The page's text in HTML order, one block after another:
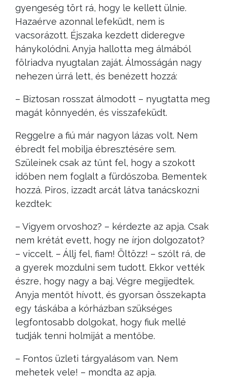
gyengeség tört rá, hogy le kellett ülnie.
Hazaérve azonnal lefeküdt, nem is
vacsorázott. Éjszaka kezdett dideregve
hánykolódni. Anyja hallotta meg álmából
fölriadva nyugtalan zaját. Álmosságán nagy
nehezen úrrá lett, és benézett hozzá:
– Biztosan rosszat álmodott – nyugtatta meg
magát könnyedén, és visszafeküdt.
Reggelre a fiú már nagyon lázas volt. Nem
ébredt fel mobilja ébresztésére sem.
Szüleinek csak az tűnt fel, hogy a szokott
időben nem foglalt a fürdőszoba. Bementek
hozzá. Piros, izzadt arcát látva tanácskozni
kezdtek:
– Vigyem orvoshoz? – kérdezte az apja. Csak
nem krétát evett, hogy ne írjon dolgozatot?
– viccelt. – Állj fel, fiam! Öltözz! – szólt rá, de
a gyerek mozdulni sem tudott. Ekkor vették
észre, hogy nagy a baj. Végre megijedtek.
Anyja mentőt hívott, és gyorsan összekapta
egy táskába a kórházban szükséges
legfontosabb dolgokat, hogy fiuk mellé
tudják tenni holmiját a mentőbe.
– Fontos üzleti tárgyalásom van. Nem
mehetek vele! – mondta az apja.